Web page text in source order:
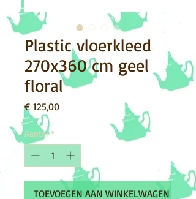
Plastic vloerkleed
270x360 cm geel
floral
€ 125,00Prijs
Aantal *
TOEVOEGEN AAN WINKELWAGEN